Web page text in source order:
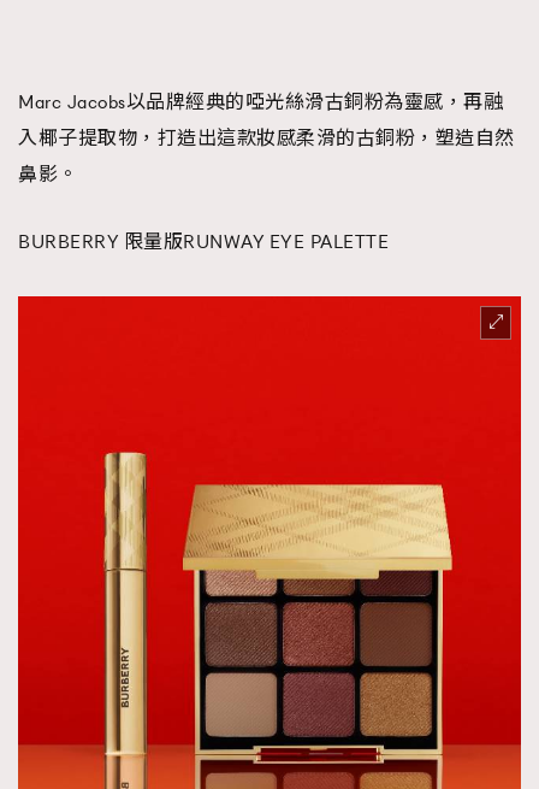
Marc Jacobs以品牌經典的啞光絲滑古銅粉為靈感，再融
入椰子提取物，打造出這款妝感柔滑的古銅粉，塑造自然
鼻影。
BURBERRY 限量版RUNWAY EYE PALETTE